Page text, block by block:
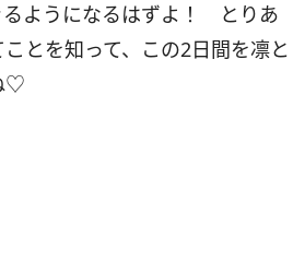
るようになるはずよ！ とりあ
ことを知って、この2日間を凛と
♡